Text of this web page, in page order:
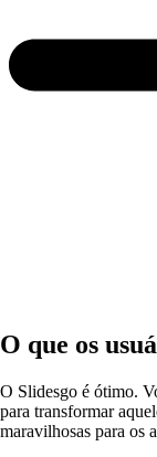
O que os
O Slidesgo é ótimo.
para transformar
maravilhosas para os